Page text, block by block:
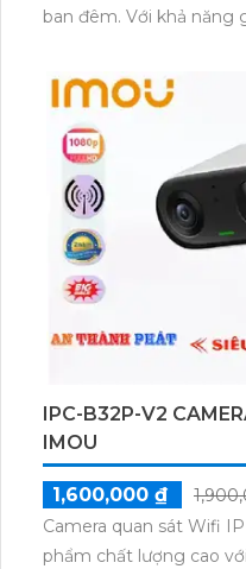
ban đêm. Với khả năng
cứng. Ngoài ra, iDS-
50% dung lượng với
H.265+/H.265/H.264+/
công nghệ 5 in 1, cho
IP.
IPC-B32P-V2
IMOU
1,600,000 ₫
Camera quan sát Wifi
phẩm chất lượng cao